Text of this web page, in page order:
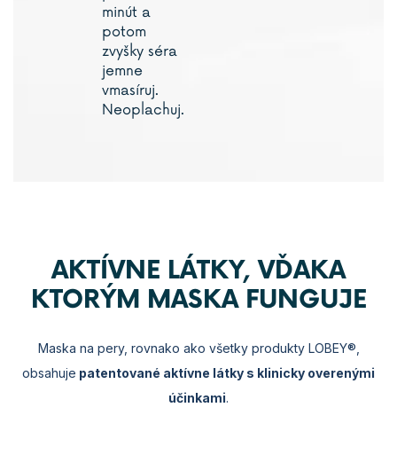
minút a
potom
zvyšky séra
jemne
vmasíruj.
Neoplachuj.
AKTÍVNE LÁTKY, VĎAKA
KTORÝM MASKA FUNGUJE
Maska na pery, rovnako ako všetky produkty LOBEY®,
obsahuje patentované aktívne látky s klinicky overenými
účinkami.